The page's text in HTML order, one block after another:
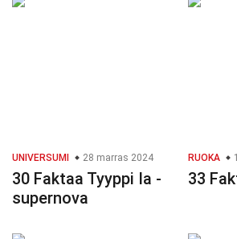
UNIVERSUMI 28 marras 2024
30 Faktaa Tyyppi Ia -
supernova
RUOKA
33